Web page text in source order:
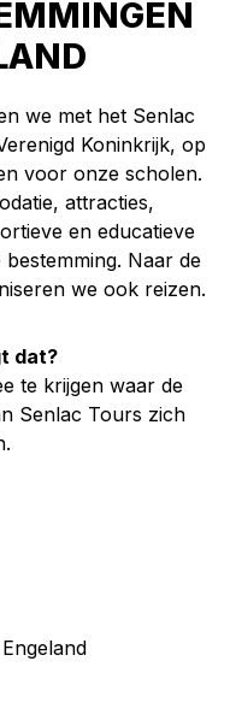
we met het Senlac
Koninkrijk, op
voor onze scholen.
attracties,
en educatieve
Naar de
we ook reizen.
dat?
te krijgen waar de
Senlac Tours zich